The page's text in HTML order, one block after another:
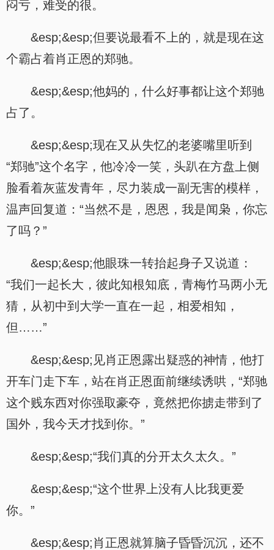
闷亏，难受的很。
&esp;&esp;但要说最看不上的，就是现在这
个霸占着肖正恩的郑驰。
&esp;&esp;他妈的，什么好事都让这个郑驰
占了。
&esp;&esp;现在又从失忆的老婆嘴里听到
“郑驰”这个名字，他冷冷一笑，头趴在方盘上侧
脸看着灰蓝发青年，尽力装成一副无害的模样，
温声回复道：“当然不是，恩恩，我是闻枭，你忘
了吗？”
&esp;&esp;他眼珠一转抬起身子又说道：
“我们一起长大，彼此知根知底，青梅竹马两小无
猜，从初中到大学一直在一起，相爱相知，
但……”
&esp;&esp;见肖正恩露出疑惑的神情，他打
开车门走下车，站在肖正恩面前继续诱哄，“郑驰
这个贱东西对你强取豪夺，竟然把你掳走带到了
国外，我今天才找到你。”
&esp;&esp;“我们真的分开太久太久。”
&esp;&esp;“这个世界上没有人比我更爱
你。”
&esp;&esp;肖正恩就算脑子昏昏沉沉，还不